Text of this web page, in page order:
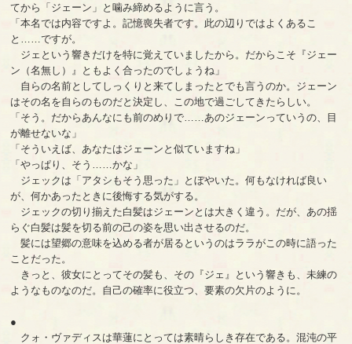
てから「ジェーン」と噛み締めるように言う。
「本名では内容ですよ。記憶喪失者です。此の辺りではよくあるこ
と……ですが。
ジェという響きだけを特に覚えていましたから。だからこそ『ジェー
ン（名無し）』ともよく合ったのでしょうね」
自らの名前としてしっくりと来てしまったとでも言うのか。ジェーン
はその名を自らのものだと決定し、この地で過ごしてきたらしい。
「そう。だからあんなにも前のめりで……あのジェーンっていうの、目
が離せないな」
「そういえば、あなたはジェーンと似ていますね」
「やっぱり、そう……かな」
ジェックは「アタシもそう思った」とぼやいた。何もなければ良い
が、何かあったときに後悔する気がする。
ジェックの切り揃えた白髪はジェーンとは大きく違う。だが、あの揺
らぐ白髪は髪を切る前の己の姿を思い出させるのだ。
髪には望郷の意味を込める者が居るというのはララがこの時に語った
ことだった。
きっと、彼女にとってその髪も、その『ジェ』という響きも、未練の
ようなものなのだ。自己の確率に役立つ、要素の欠片のように。
●
クォ・ヴァディスは華蓮にとっては素晴らしき存在である。混沌の平